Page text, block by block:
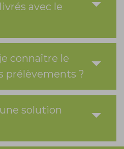
avec le
connaître le
prélèvements ?
solution